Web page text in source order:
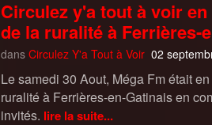
Circulez y'a tout à voir
de la ruralité à Ferrières-
dans Circulez Y'a Tout à Voir 02
Le samedi 30 Aout, Méga Fm était
ruralité à Ferrières-en-Gatinais en
invités. lire la suite...